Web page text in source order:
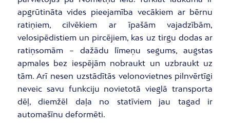
apgrūtināta vides pieejamība vecākiem ar bērnu
ratiņiem, cilvēkiem ar īpašām vajadzībām,
velosipēdistiem un pircējiem, kas uz tirgu dodas ar
ratiņsomām – dažādu līmeņu segums, augstas
apmales bez iespējām nobraukt un uzbraukt uz
tām. Arī nesen uzstādītās velonovietnes pilnvērtīgi
neveic savu funkciju novietotā vieglā transporta
dēļ, diemžēl daļa no statīviem jau tagad ir
automašīnu deformēti.